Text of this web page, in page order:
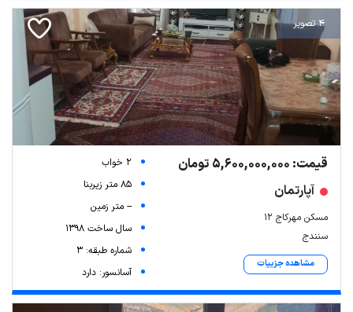
Leaflet | Map data © ariamarz.com
4 تصویر
قیمت: 5,600,000,000 تومان
آپارتمان
مسکن مهرکاج 12
سنندج
مشاهده جزییات
2 خواب
85 متر زیربنا
-- متر زمین
سال ساخت 1398
شماره طبقه: 3
آسانسور: دارد